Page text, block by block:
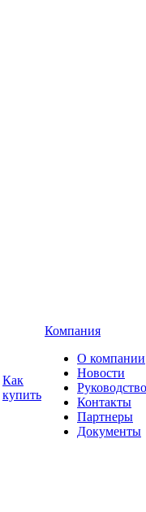
Как
купить
Компания
О компании
Новости
Руководство
Контакты
Партнеры
Документы